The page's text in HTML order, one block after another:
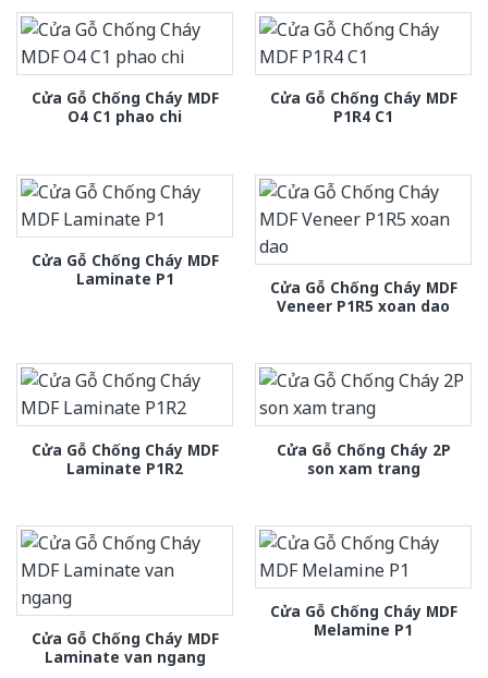
Cửa Gỗ Chống Cháy MDF
O4 C1 phao chi
Cửa Gỗ Chống Cháy MDF
P1R4 C1
Cửa Gỗ Chống Cháy MDF
Laminate P1
Cửa Gỗ Chống Cháy MDF
Veneer P1R5 xoan dao
Cửa Gỗ Chống Cháy MDF
Laminate P1R2
Cửa Gỗ Chống Cháy 2P
son xam trang
Cửa Gỗ Chống Cháy MDF
Laminate van ngang
Cửa Gỗ Chống Cháy MDF
Melamine P1